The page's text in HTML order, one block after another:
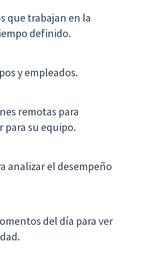
que trabajan en la
definido.
y empleados.
remotas para
para su equipo.
analizar el desempeño
del día para ver